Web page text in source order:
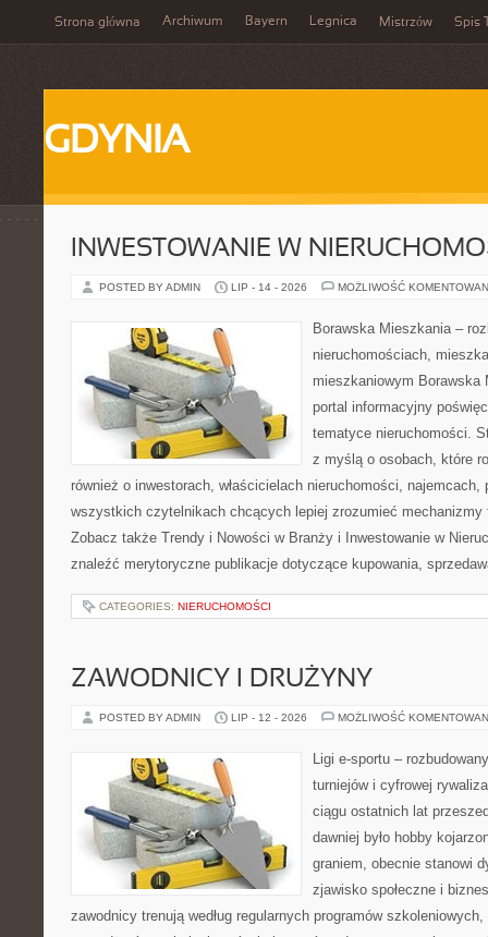
Strona główna Archiwum Bayern Legnica Mistrzów Spis
GDYNIA
INWESTOWANIE W
POSTED BY ADMIN LIP - 14 - 2026 MOŻLIWOŚĆ
Borawska Mieszkania –
nieruchomościach,
mieszkaniowym Borawska
portal informacyjny
tematyce nieruchomości.
z myślą o osobach, które
również o inwestorach, właścicielach nieruchomości, najemcach,
wszystkich czytelnikach chcących lepiej zrozumieć mechanizmy
Zobacz także Trendy i Nowości w Branży i Inwestowanie w
znaleźć merytoryczne publikacje dotyczące kupowania,
CATEGORIES: NIERUCHOMOŚCI
ZAWODNICY I DRUŻYNY
POSTED BY ADMIN LIP - 12 - 2026 MOŻLIWOŚĆ
Ligi e-sportu –
turniejów i cyfrowej
ciągu ostatnich lat
dawniej było hobby
graniem, obecnie stanowi
zjawisko społeczne i
zawodnicy trenują według regularnych programów